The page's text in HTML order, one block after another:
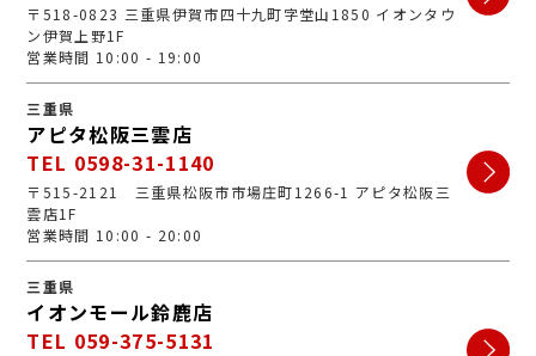
〒518-0823 三重県伊賀市四十九町字堂山1850 イオンタウ
ン伊賀上野1F
営業時間 10:00 - 19:00
三重県
アピタ松阪三雲店
TEL 0598-31-1140
〒515-2121 三重県松阪市市場庄町1266-1 アピタ松阪三
雲店1F
営業時間 10:00 - 20:00
三重県
イオンモール鈴鹿店
TEL 059-375-5131